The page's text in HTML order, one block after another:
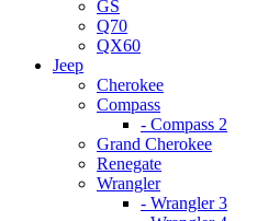
GS
Q70
QX60
Jeep
Cherokee
Compass
- Compass 2
Grand Cherokee
Renegate
Wrangler
- Wrangler 3